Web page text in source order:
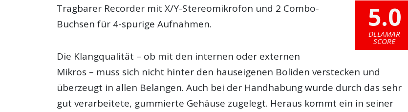
5.0
DELAMAR
SCORE
Tragbarer Recorder mit X/Y-Stereomikrofon und 2 Combo-
Buchsen für 4-spurige Aufnahmen.
Die Klangqualität – ob mit den internen oder externen
Mikros – muss sich nicht hinter den hauseigenen Boliden verstecken und
überzeugt in allen Belangen. Auch bei der Handhabung wurde durch das sehr
gut verarbeitete, gummierte Gehäuse zugelegt. Heraus kommt ein in seiner